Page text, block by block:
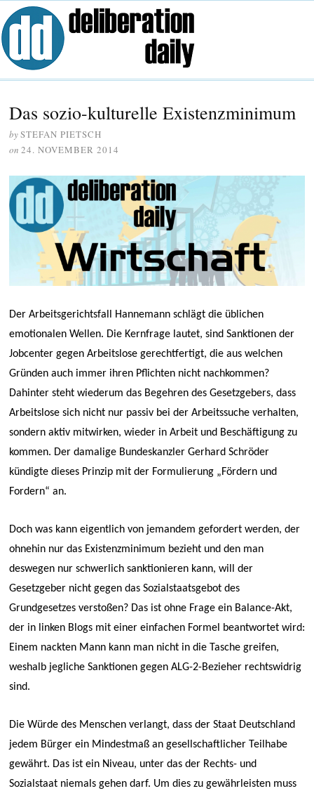
Das sozio-kulturelle Existenzminimum
bySTEFAN PIETSCH
on 24. NOVEMBER 2014
Der Arbeitsgerichtsfall Hannemann schlägt die üblichen
emotionalen Wellen. Die Kernfrage lautet, sind Sanktionen der
Jobcenter gegen Arbeitslose gerechtfertigt, die aus welchen
Gründen auch immer ihren Pflichten nicht nachkommen?
Dahinter steht wiederum das Begehren des Gesetzgebers, dass
Arbeitslose sich nicht nur passiv bei der Arbeitssuche verhalten,
sondern aktiv mitwirken, wieder in Arbeit und Beschäftigung zu
kommen. Der damalige Bundeskanzler Gerhard Schröder
kündigte dieses Prinzip mit der Formulierung „Fördern und
Fordern“ an.
Doch was kann eigentlich von jemandem gefordert werden, der
ohnehin nur das Existenzminimum bezieht und den man
deswegen nur schwerlich sanktionieren kann, will der
Gesetzgeber nicht gegen das Sozialstaatsgebot des
Grundgesetzes verstoßen? Das ist ohne Frage ein Balance-Akt,
der in linken Blogs mit einer einfachen Formel beantwortet wird:
Einem nackten Mann kann man nicht in die Tasche greifen,
weshalb jegliche Sanktionen gegen ALG-2-Bezieher rechtswidrig
sind.
Die Würde des Menschen verlangt, dass der Staat Deutschland
jedem Bürger ein Mindestmaß an gesellschaftlicher Teilhabe
gewährt. Das ist ein Niveau, unter das der Rechts- und
Sozialstaat niemals gehen darf. Um dies zu gewährleisten muss